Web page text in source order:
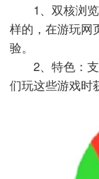
1、双核浏览
样的，在游玩网
验。
2、特色：支
们玩这些游戏时